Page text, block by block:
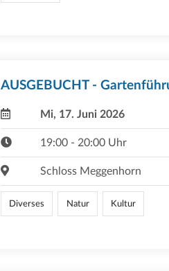
AUSGEBUCHT -
Mi, 17. Juni 2026
19:00 - 20:00 Uhr
Schloss Meggenhorn
Diverses Natur Kultur